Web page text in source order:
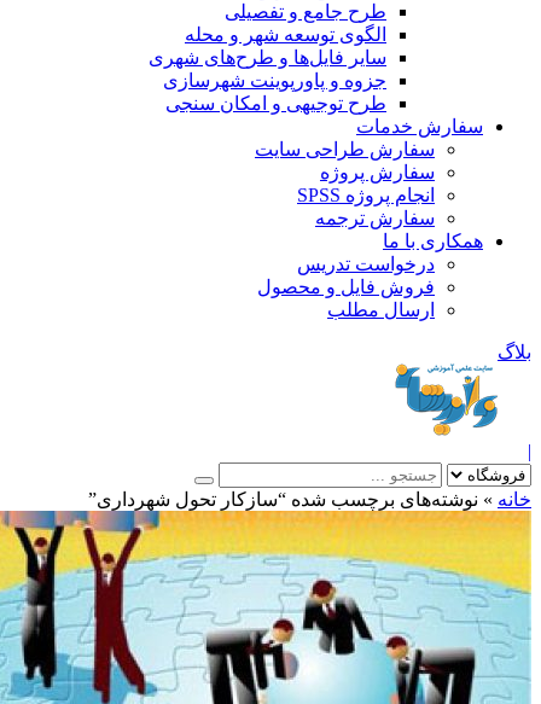
طرح جامع و تفصیلی
الگوی توسعه شهر و محله
سایر فایل‌ها و طرح‌های شهری
جزوه و پاورپوینت شهرسازی
طرح توجیهی و امکان سنجی
سفارش خدمات
سفارش طراحی سایت
سفارش پروژه
انجام پروژه SPSS
سفارش ترجمه
همکاری با ما
درخواست تدریس
فروش فایل و محصول
ارسال مطلب
»نوشته‌های برچسب شده “سازکار تحول شهرداری”